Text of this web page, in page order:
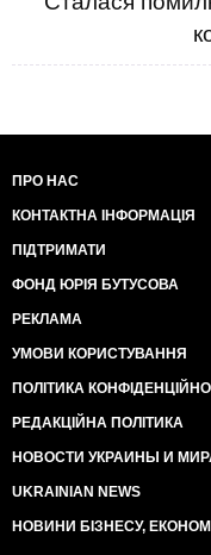
ПРО НАС
КОНТАКТНА ІНФОРМАЦІЯ
ПІДТРИМАТИ
ФОНД ЮРІЯ БУТУСОВА
РЕКЛАМА
УМОВИ КОРИСТУВАННЯ
ПОЛІТИКА
РЕДАКЦІЙНА ПОЛІТИКА
НОВОСТИ УКРАИНЫ И
UKRAINIAN NEWS
НОВИНИ БІЗНЕСУ,